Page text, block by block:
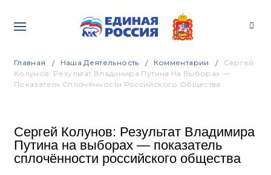
Главная Наша Деятельность Комментарии
Сергей
Колунов: Результат Владимира Путина На Выборах —
Показатель Сплочённости Российского Общества
Сергей Колунов: Результат Владимира
Путина на выборах — показатель
сплочённости российского общества